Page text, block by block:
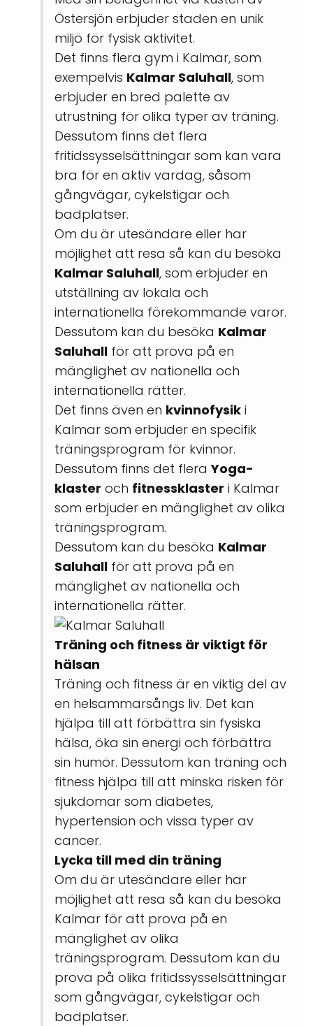
Östersjön erbjuder staden en unik
miljö för fysisk aktivitet.
Det finns flera gym i Kalmar, som
exempelvis Kalmar Saluhall, som
erbjuder en bred palette av
utrustning för olika typer av träning.
Dessutom finns det flera
fritidssysselsättningar som kan vara
bra för en aktiv vardag, såsom
gångvägar, cykelstigar och
badplatser.
Om du är utesändare eller har
möjlighet att resa så kan du besöka
Kalmar Saluhall, som erbjuder en
utställning av lokala och
internationella förekommande varor.
Dessutom kan du besöka Kalmar
Saluhall för att prova på en
mänglighet av nationella och
internationella rätter.
Det finns även en kvinnofysik i
Kalmar som erbjuder en specifik
träningsprogram för kvinnor.
Dessutom finns det fleraYoga-
klaster och fitnessklaster i Kalmar
som erbjuder en mänglighet av olika
träningsprogram.
Dessutom kan du besöka Kalmar
Saluhall för att prova på en
mänglighet av nationella och
internationella rätter.
Träning och fitness är viktigt för
hälsan
Träning och fitness är en viktig del av
en helsammarsångs liv. Det kan
hjälpa till att förbättra sin fysiska
hälsa, öka sin energi och förbättra
sin humör. Dessutom kan träning och
fitness hjälpa till att minska risken för
sjukdomar som diabetes,
hypertension och vissa typer av
cancer.
Lycka till med din träning
Om du är utesändare eller har
möjlighet att resa så kan du besöka
Kalmar för att prova på en
mänglighet av olika
träningsprogram. Dessutom kan du
prova på olika fritidssysselsättningar
som gångvägar, cykelstigar och
badplatser.